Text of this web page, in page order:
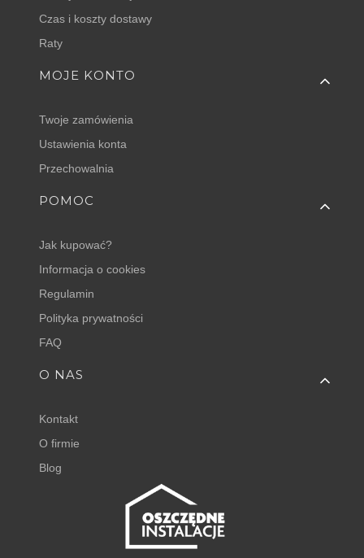
Czas i koszty dostawy
Raty
MOJE KONTO
Twoje zamówienia
Ustawienia konta
Przechowalnia
POMOC
Jak kupować?
Informacja o cookies
Regulamin
Polityka prywatności
FAQ
O NAS
Kontakt
O firmie
Blog